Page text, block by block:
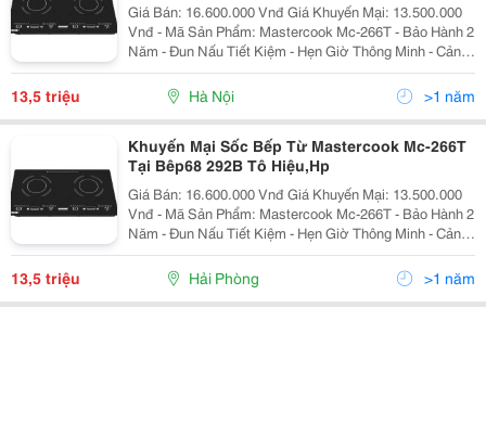
Giá Bán: 16.600.000 Vnđ Giá Khuyến Mại: 13.500.000
Vnđ - Mã Sản Phẩm: Mastercook Mc-266T - Bảo Hành 2
Năm - Đun Nấu Tiết Kiệm - Hẹn Giờ Thông Minh - Cảnh
Báo Nhiệt Dư Vùng Nấu - Hệ Thống Bảo Vệ An Toàn
Quá Nhiệt, Quá
13,5 triệu Hà Nội >1 năm
Khuyến Mại Sốc Bếp Từ Mastercook Mc-266T
Tại Bêp68 292B Tô Hiệu,Hp
Giá Bán: 16.600.000 Vnđ Giá Khuyến Mại: 13.500.000
Vnđ - Mã Sản Phẩm: Mastercook Mc-266T - Bảo Hành 2
Năm - Đun Nấu Tiết Kiệm - Hẹn Giờ Thông Minh - Cảnh
Báo Nhiệt Dư Vùng Nấu - Hệ Thống Bảo Vệ An Toàn
Quá Nhiệt, Quá
13,5 triệu Hải Phòng >1 năm